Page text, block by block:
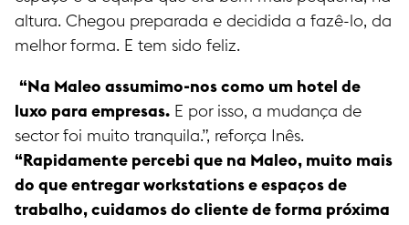
altura. Chegou preparada e decidida a fazê-lo, da
melhor forma. E tem sido feliz.
“Na Maleo assumimo-nos como um hotel de
luxo para empresas. E por isso, a mudança de
sector foi muito tranquila.”, reforça Inês.
“Rapidamente percebi que na Maleo, muito mais
do que entregar workstations e espaços de
trabalho, cuidamos do cliente de forma próxima